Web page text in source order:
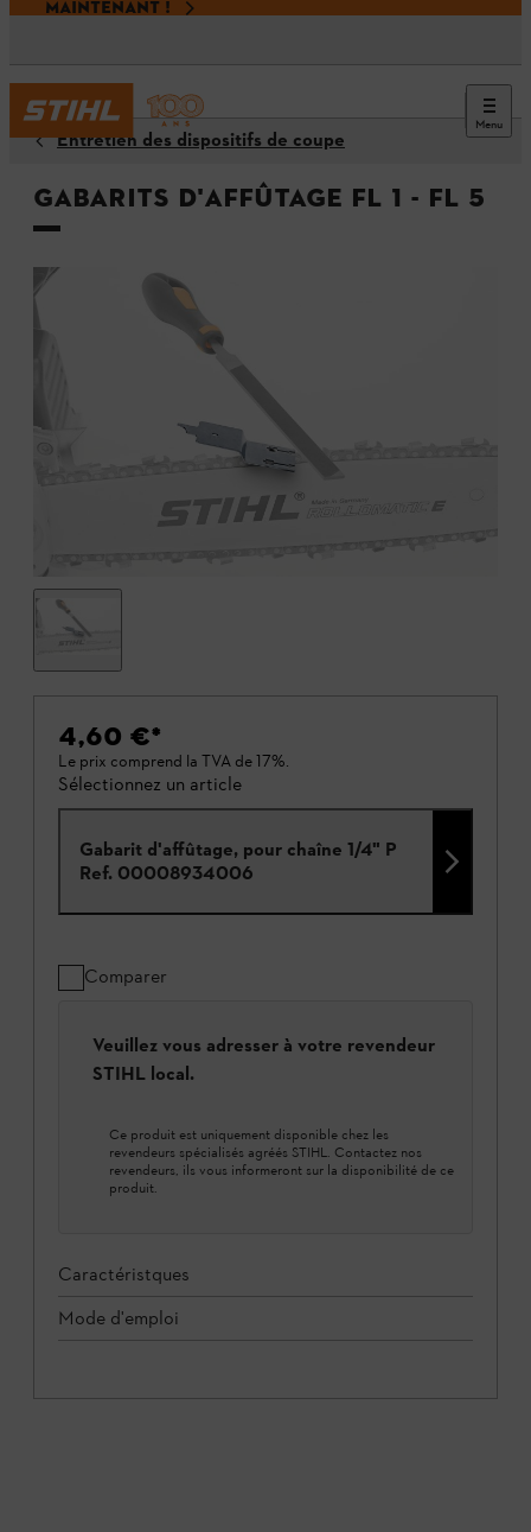
MAINTENANT !
Menu
Entretien des dispositifs de coupe
Gabarits d'affûtage FL 1 - FL 5
4,60 €*
Le prix comprend la TVA de 17%.
Sélectionnez un article
Gabarit d'affûtage, pour chaîne 1/4" P
Ref. 00008934006
Comparer
Veuillez vous adresser à votre revendeur
STIHL local.
Ce produit est uniquement disponible chez les
revendeurs spécialisés agréés STIHL. Contactez nos
revendeurs, ils vous informeront sur la disponibilité de ce
produit.
Caractéristques
Mode d'emploi